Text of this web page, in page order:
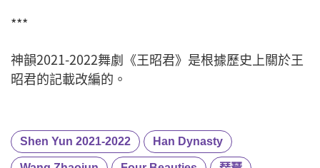
***
神韻2021-2022舞劇《王昭君》是根據歷史上關於王
昭君的記載改編的。
Shen Yun 2021-2022 Han Dynasty